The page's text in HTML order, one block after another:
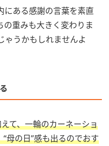
にある感謝の言葉を素直
の重みも大きく変わりま
ゃうかもしれませんよ
て、一輪のカーネーショ
母の日”感も出るのでおす